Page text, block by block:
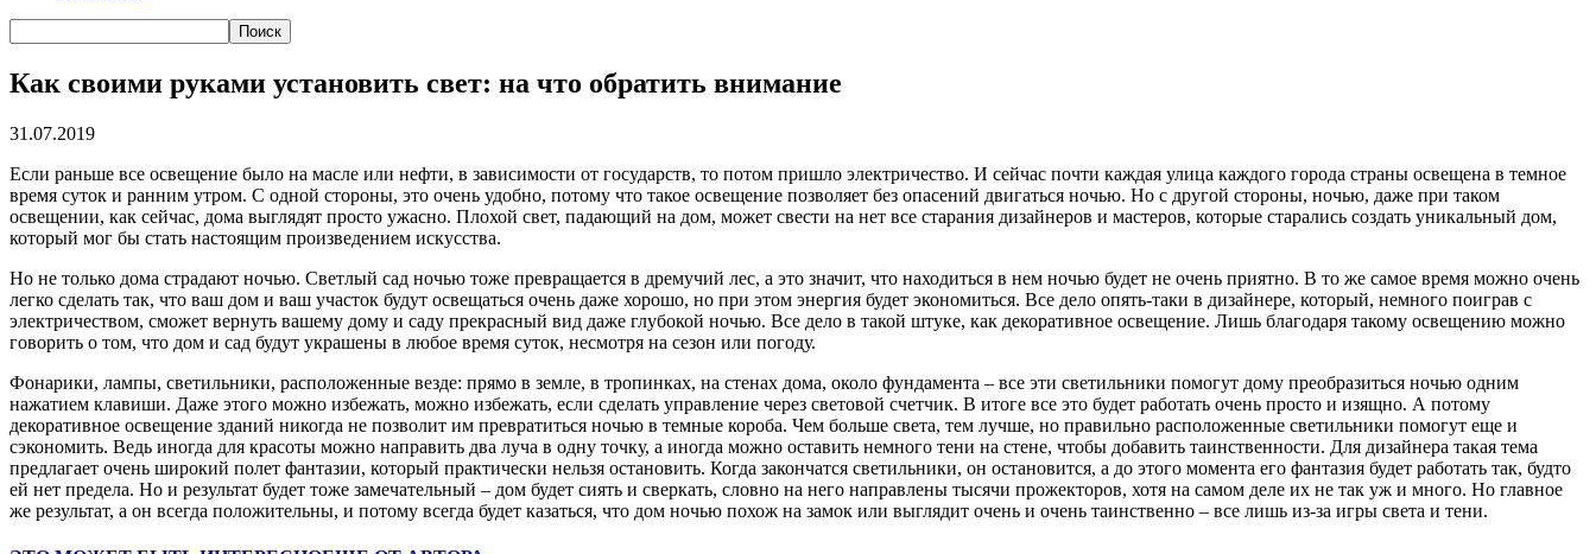
Как своими руками установить свет: на что обратить внимание
31.07.2019
Если раньше все освещение было на масле или нефти, в зависимости от государств, то потом пришло электричество. И сейчас почти каждая улица каждого города страны освещена в темное
время суток и ранним утром. С одной стороны, это очень удобно, потому что такое освещение позволяет без опасений двигаться ночью. Но с другой стороны, ночью, даже при таком
освещении, как сейчас, дома выглядят просто ужасно. Плохой свет, падающий на дом, может свести на нет все старания дизайнеров и мастеров, которые старались создать уникальный дом,
который мог бы стать настоящим произведением искусства.
Но не только дома страдают ночью. Светлый сад ночью тоже превращается в дремучий лес, а это значит, что находиться в нем ночью будет не очень приятно. В то же самое время можно очень
легко сделать так, что ваш дом и ваш участок будут освещаться очень даже хорошо, но при этом энергия будет экономиться. Все дело опять-таки в дизайнере, который, немного поиграв с
электричеством, сможет вернуть вашему дому и саду прекрасный вид даже глубокой ночью. Все дело в такой штуке, как декоративное освещение. Лишь благодаря такому освещению можно
говорить о том, что дом и сад будут украшены в любое время суток, несмотря на сезон или погоду.
Фонарики, лампы, светильники, расположенные везде: прямо в земле, в тропинках, на стенах дома, около фундамента – все эти светильники помогут дому преобразиться ночью одним
нажатием клавиши. Даже этого можно избежать, можно избежать, если сделать управление через световой счетчик. В итоге все это будет работать очень просто и изящно. А потому
декоративное освещение зданий никогда не позволит им превратиться ночью в темные короба. Чем больше света, тем лучше, но правильно расположенные светильники помогут еще и
сэкономить. Ведь иногда для красоты можно направить два луча в одну точку, а иногда можно оставить немного тени на стене, чтобы добавить таинственности. Для дизайнера такая тема
предлагает очень широкий полет фантазии, который практически нельзя остановить. Когда закончатся светильники, он остановится, а до этого момента его фантазия будет работать так, будто
ей нет предела. Но и результат будет тоже замечательный – дом будет сиять и сверкать, словно на него направлены тысячи прожекторов, хотя на самом деле их не так уж и много. Но главное
же результат, а он всегда положительны, и потому всегда будет казаться, что дом ночью похож на замок или выглядит очень и очень таинственно – все лишь из-за игры света и тени.